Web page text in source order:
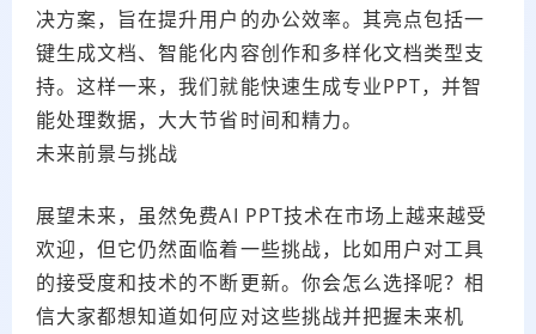
决方案，旨在提升用户的办公效率。其亮点包括一
键生成文档、智能化内容创作和多样化文档类型支
持。这样一来，我们就能快速生成专业PPT，并智
能处理数据，大大节省时间和精力。
未来前景与挑战
展望未来，虽然免费AI PPT技术在市场上越来越受
欢迎，但它仍然面临着一些挑战，比如用户对工具
的接受度和技术的不断更新。你会怎么选择呢？相
信大家都想知道如何应对这些挑战并把握未来机